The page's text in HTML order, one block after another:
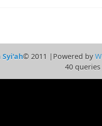
Syi'ah© 2011 |Powered by
40 queries